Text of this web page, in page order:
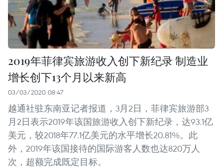
2019年菲律宾旅游收入创下新纪录 制造业
增长创下13个月以来新高
03/03/2020 08:47
越通社驻东南亚记者报道，3月2日，菲律宾旅游部3
月2日表示2019年该国旅游收入创下新纪录，达93.1亿
美元，较2018年77.1亿美元的水平增长20.81%。此
外，2019年该国接待的国际游客人数也达820万人
次，超额完成既定目标。